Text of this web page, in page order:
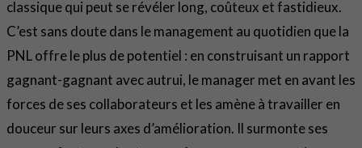
classique qui peut se révéler long, coûteux et fastidieux.
C’est sans doute dans le management au quotidien que la
PNL offre le plus de potentiel : en construisant un rapport
gagnant-gagnant avec autrui, le manager met en avant les
forces de ses collaborateurs et les amène à travailler en
douceur sur leurs axes d’amélioration. Il surmonte ses